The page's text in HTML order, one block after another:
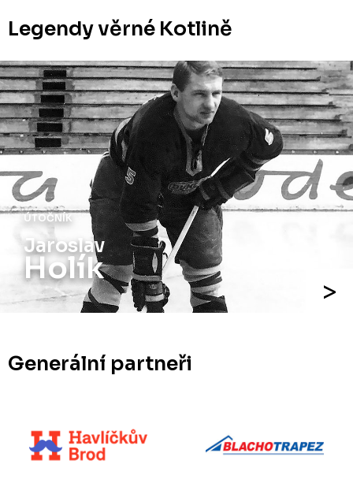
Legendy věrné Kotlině
ÚTOČNÍK
Jiří
Holík
Generální partneři